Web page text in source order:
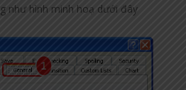
như hình minh hoạ dưới đây